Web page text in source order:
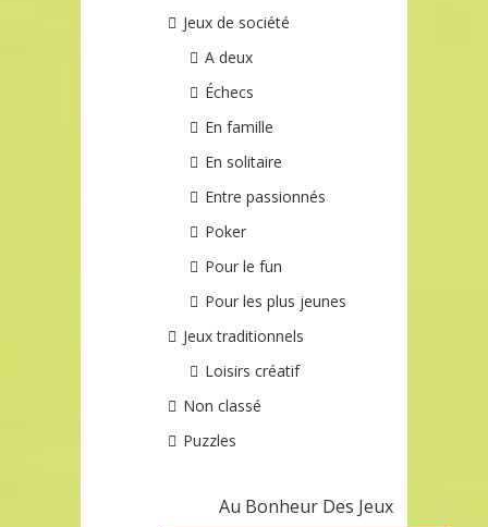
Jeux de société
A deux
Échecs
En famille
En solitaire
Entre passionnés
Poker
Pour le fun
Pour les plus jeunes
Jeux traditionnels
Loisirs créatif
Non classé
Puzzles
Au Bonheur Des Jeux